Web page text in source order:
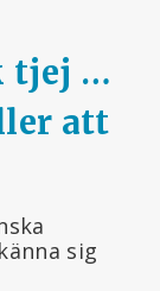
tjej …
att
sig